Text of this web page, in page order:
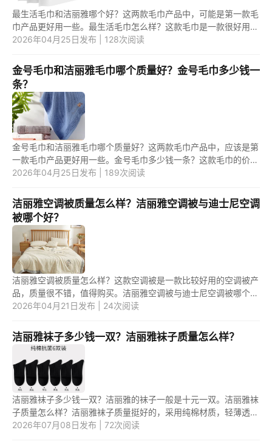
最生活毛巾和洁丽雅哪个好？这两款毛巾产品中，可能是第一款毛
巾产品更好用一些。最生活毛巾怎么样？这款毛巾是一款很好用的
毛巾产品，质量也是很不错的。 1.最生活毛巾和洁丽雅哪个好？
2026年04月25日发布 | 128次阅读
金号毛巾和洁丽雅毛巾哪个质量好？金号毛巾多少钱一
条？
金号毛巾和洁丽雅毛巾哪个质量好？这两款毛巾产品中，应该是第
一款毛巾产品更好用一些。金号毛巾多少钱一条？这款毛巾的价格
不是很贵，一般是一条10元--20元之间。 1.金号毛巾和洁丽雅毛
2026年04月25日发布 | 189次阅读
洁丽雅空调被质量怎么样？洁丽雅空调被与迪士尼空调
被哪个好？
洁丽雅空调被质量怎么样？这款空调被是一款比较好用的空调被产
品，质量很不错，值得购买。洁丽雅空调被与迪士尼空调被哪个
好？这两款空调被产品中，应该是第一款空调被产品更好用一些。
2026年04月21日发布 | 24次阅读
洁丽雅袜子多少钱一双？洁丽雅袜子质量怎么样？
洁丽雅袜子多少钱一双？洁丽雅的袜子一般是十元一双。洁丽雅袜
子质量怎么样？洁丽雅袜子质量挺好的，采用纯棉材质，轻薄透
气，不闷汗，舒适度较高。 1.洁丽雅袜子多少钱一双？ 洁丽雅的
2026年07月08日发布 | 72次阅读